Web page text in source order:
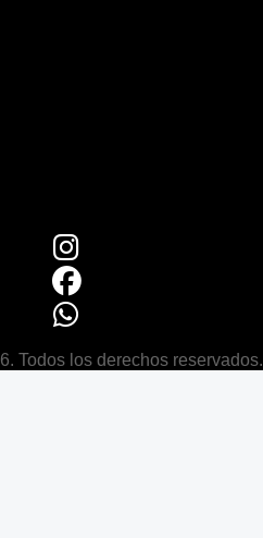
Todos los derechos reservados.